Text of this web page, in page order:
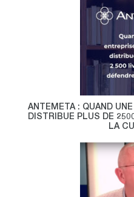
ANTEMETA : QUAND
DISTRIBUE PLUS DE
LA